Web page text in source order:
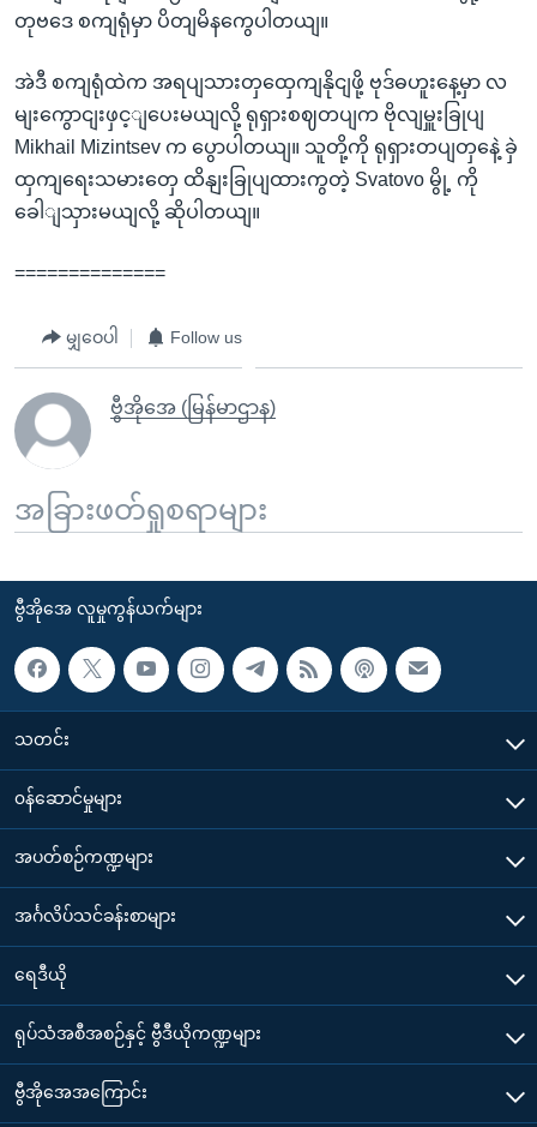
တုဗဒေ စကျရုံမှာ ပိတျမိနကွေပါတယျ။
အဲဒီ စကျရုံထဲက အရပျသားတှထှေကျနိုငျဖို့ ဗုဒ်ဓဟူးနေ့မှာ လ
မျးကွောငျးဖှင့ျပေးမယျလို့ ရုရှားစဈတပျက ဗိုလျမှူးခြုပျ
Mikhail Mizintsev က ပွောပါတယျ။ သူတို့ကို ရုရှားတပျတှနေဲ့ ခှဲ
ထှကျရေးသမားတှေ ထိနျးခြုပျထားကွတဲ့ Svatovo မွို့ ကို
ခေါျသှားမယျလို့ ဆိုပါတယျ။
==============
မျှဝေပါ Follow us
ဗွီအိုအေ (မြန်မာဌာန)
အခြားဖတ်ရှုစရာများ
ဗွီအိုအေ လူမှုကွန်ယက်များ
သတင်း
၀န်ဆောင်မှုများ
အပတ်စဉ်ကဏ္ဍများ
အင်္ဂလိပ်သင်ခန်းစာများ
ရေဒီယို
ရုပ်သံအစီအစဉ်နှင့် ဗွီဒီယိုကဏ္ဍများ
ဗွီအိုအေအကြောင်း